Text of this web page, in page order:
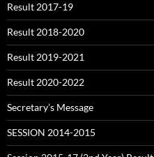
Result 2017-19
Result 2018-2020
Result 2019-2021
Result 2020-2022
Secretary’s Message
SESSION 2014-2015